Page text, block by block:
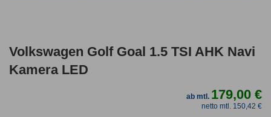
Volkswagen Golf Goal 1.5 TSI AHK Navi
Kamera LED
ab mtl. 179,00 €
netto mtl. 150,42 €